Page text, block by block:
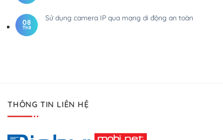
08
Th8
Sử dụng camera IP qua mạng di động an toàn
THÔNG TIN LIÊN HỆ